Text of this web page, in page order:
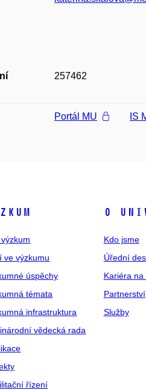
257462
Portál MU IS
ve výzkumu
úspěchy
témata
infrastruktura
vědecká rada
řízení
O
Kdo jsme
Úřední
Kariéra na
Partnerství
Služby